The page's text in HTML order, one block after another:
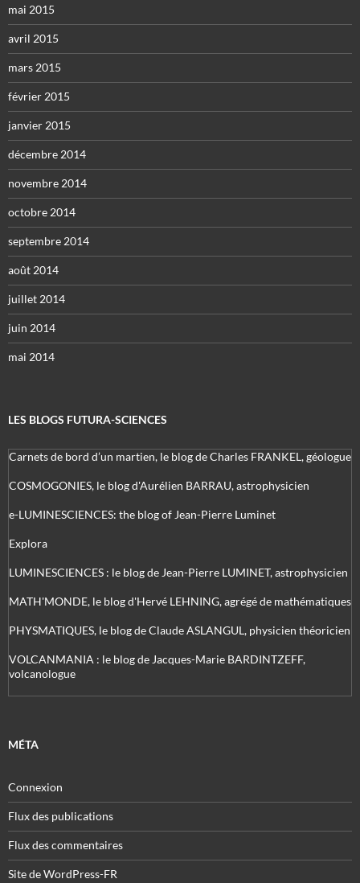
mai 2015
avril 2015
mars 2015
février 2015
janvier 2015
décembre 2014
novembre 2014
octobre 2014
septembre 2014
août 2014
juillet 2014
juin 2014
mai 2014
LES BLOGS FUTURA-SCIENCES
Carnets de bord d’un martien, le blog de Charles FRANKEL, géologue
COSMOGONIES, le blog d'Aurélien BARRAU, astrophysicien
e-LUMINESCIENCES: the blog of Jean-Pierre Luminet
Explora
LUMINESCIENCES : le blog de Jean-Pierre LUMINET, astrophysicien
MATH'MONDE, le blog d'Hervé LEHNING, agrégé de mathématiques
PHYSMATIQUES, le blog de Claude ASLANGUL, physicien théoricien
VOLCANMANIA : le blog de Jacques-Marie BARDINTZEFF,
volcanologue
MÉTA
Connexion
Flux des publications
Flux des commentaires
Site de WordPress-FR